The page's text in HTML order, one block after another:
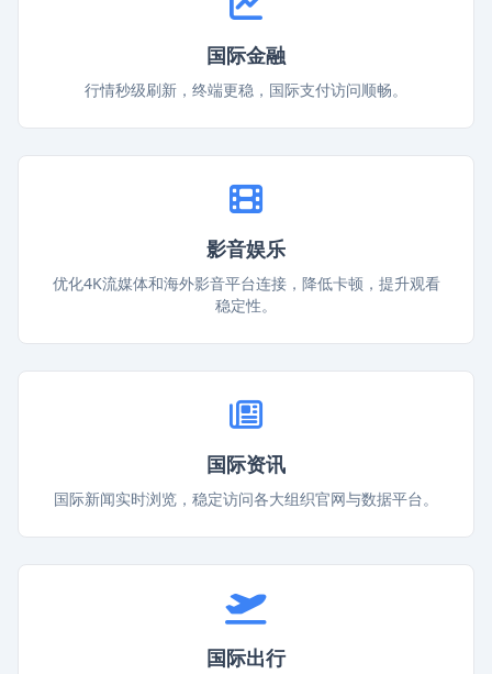
国际金融
行情秒级刷新，终端更稳，国际支付访问顺畅。
影音娱乐
优化4K流媒体和海外影音平台连接，降低卡顿，提升观看
稳定性。
国际资讯
国际新闻实时浏览，稳定访问各大组织官网与数据平台。
国际出行